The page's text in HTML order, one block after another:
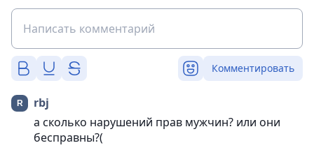
Комментировать
rbj
а сколько нарушений прав мужчин? или они
бесправны?(